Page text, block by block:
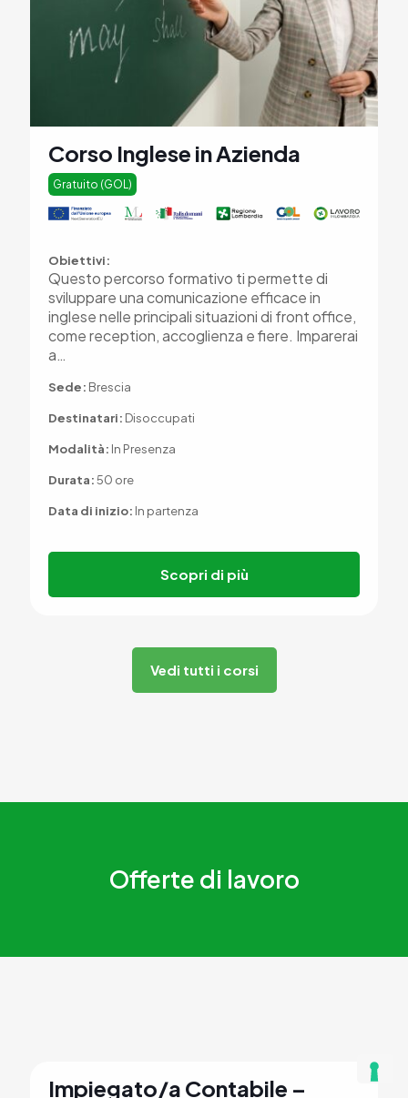
Corso Inglese in Azienda
Gratuito (GOL)
Obiettivi:
Questo percorso formativo ti permette di
sviluppare una comunicazione efficace in
inglese nelle principali situazioni di front office,
come reception, accoglienza e fiere. Imparerai
a…
Sede: Brescia
Destinatari: Disoccupati
Modalità: In Presenza
Durata:50 ore
Data di inizio: In partenza
Scopri di più
Vedi tutti i corsi
Offerte di lavoro
Impiegato/a Contabile –